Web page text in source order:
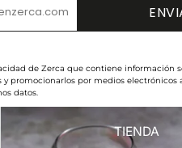
de Zerca que contiene información
promocionarlos por medios electrónicos
datos.
TIENDA